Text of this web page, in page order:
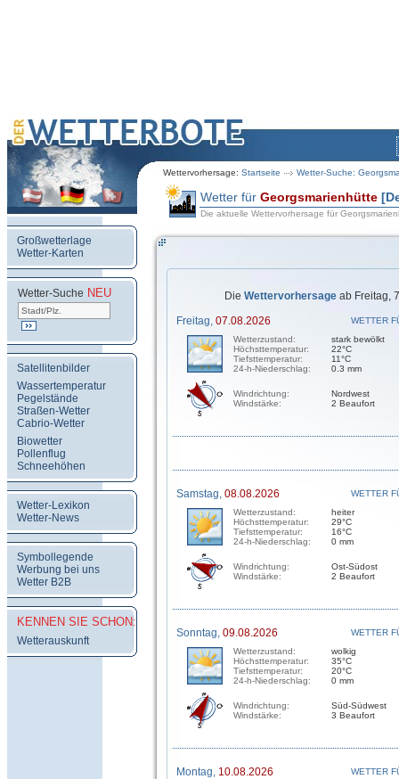
Wettervorhersage: Startseite Wetter-Suche:
Großwetterlage
Wetter-Karten
Wetter-Suche NEU
Satellitenbilder
Wassertemperatur
Pegelstände
Straßen-Wetter
Cabrio-Wetter
Biowetter
Pollenflug
Schneehöhen
Wetter-Lexikon
Wetter-News
Symbollegende
Werbung bei uns
Wetter B2B
KENNEN SIE SCHON:
Wetterauskunft
Wetter für Georgsmarienhütte
Die aktuelle Wettervorhersage für
Die Wettervorhersage ab Freitag,
Freitag, 07.08.2026
WETTER
Wetterzustand:
Höchsttemperatur:
Tiefsttemperatur:
24-h-Niederschlag:
stark bewölkt
22°C
11°C
0.3 mm
Windrichtung:
Windstärke:
Nordwest
2 Beaufort
Samstag, 08.08.2026
WETTER
Wetterzustand:
Höchsttemperatur:
Tiefsttemperatur:
24-h-Niederschlag:
heiter
29°C
16°C
0 mm
Windrichtung:
Windstärke:
Ost-Südost
2 Beaufort
Sonntag, 09.08.2026
WETTER
Wetterzustand:
Höchsttemperatur:
Tiefsttemperatur:
24-h-Niederschlag:
wolkig
35°C
20°C
0 mm
Windrichtung:
Windstärke:
Süd-Südwest
3 Beaufort
Montag, 10.08.2026
WETTER